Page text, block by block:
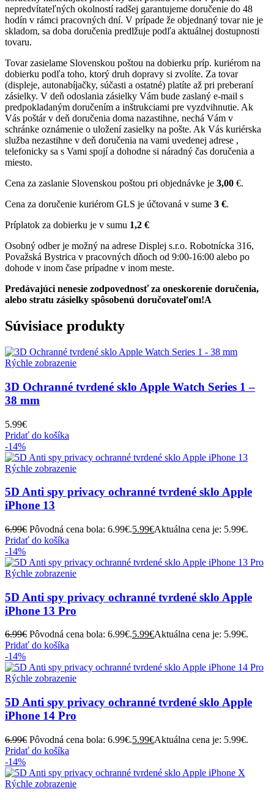
nepredvítateľných okolností radšej garantujeme doručenie do 48
hodín v rámci pracovných dní. V prípade že objednaný tovar nie je
skladom, sa doba doručenia predlžuje podľa aktuálnej dostupnosti
tovaru.
Tovar zasielame Slovenskou poštou na dobierku príp. kuriérom na
dobierku podľa toho, ktorý druh dopravy si zvolíte. Za tovar
(displeje, autonabíjačky, súčasti a ostatné) platíte až pri preberaní
zásielky. V deň odoslania zásielky Vám bude zaslaný e-mail s
predpokladaným doručením a inštrukciami pre vyzdvihnutie. Ak
Vás poštár v deň doručenia doma nazastihne, nechá Vám v
schránke oznámenie o uložení zasielky na pošte. Ak Vás kuriérska
služba nezastihne v deň doručenia na vami uvedenej adrese ,
telefonicky sa s Vami spojí a dohodne si náradný čas doručenia a
miesto.
Cena za zaslanie Slovenskou poštou pri objednávke je 3,00 €.
Cena za doručenie kuriérom GLS je účtovaná v sume 3 €.
Príplatok za dobierku je v sumu 1,2 €
Osobný odber je možný na adrese Displej s.r.o. Robotnícka 316,
Považská Bystrica v pracovných dňoch od 9:00-16:00 alebo po
dohode v inom čase prípadne v inom meste.
Predávajúci nenesie zodpovednosť za oneskorenie doručenia,
alebo stratu zásielky spôsobenú doručovateľom!A
Súvisiace produkty
Rýchle zobrazenie
3D Ochranné tvrdené sklo Apple Watch Series 1 –
38 mm
5.99€
Pridať do košíka
-14%
Rýchle zobrazenie
5D Anti spy privacy ochranné tvrdené sklo Apple
iPhone 13
6.99€ Pôvodná cena bola: 6.99€.5.99€Aktuálna cena je: 5.99€.
Pridať do košíka
-14%
Rýchle zobrazenie
5D Anti spy privacy ochranné tvrdené sklo Apple
iPhone 13 Pro
6.99€ Pôvodná cena bola: 6.99€.5.99€Aktuálna cena je: 5.99€.
Pridať do košíka
-14%
Rýchle zobrazenie
5D Anti spy privacy ochranné tvrdené sklo Apple
iPhone 14 Pro
6.99€ Pôvodná cena bola: 6.99€.5.99€Aktuálna cena je: 5.99€.
Pridať do košíka
-14%
Rýchle zobrazenie